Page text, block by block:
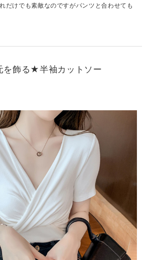
だけでも素敵なのですがパンツと合わせても
を飾る★半袖カットソー